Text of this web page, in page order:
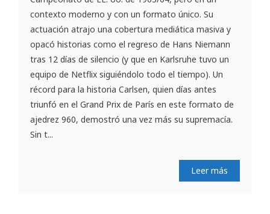
contexto moderno y con un formato único. Su
actuación atrajo una cobertura mediática masiva y
opacó historias como el regreso de Hans Niemann
tras 12 días de silencio (y que en Karlsruhe tuvo un
equipo de Netflix siguiéndolo todo el tiempo). Un
récord para la historia Carlsen, quien días antes
triunfó en el Grand Prix de París en este formato de
ajedrez 960, demostró una vez más su supremacía.
Sin t...
Leer más